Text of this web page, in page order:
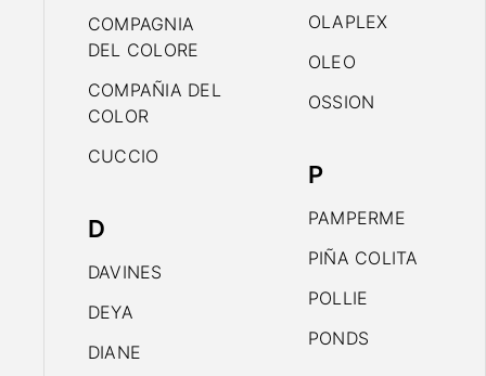
COMPAGNIA
DEL COLORE
COMPAÑIA DEL
COLOR
CUCCIO
D
DAVINES
DEYA
DIANE
OLAPLEX
OLEO
OSSION
P
PAMPERME
PIÑA COLITA
POLLIE
PONDS